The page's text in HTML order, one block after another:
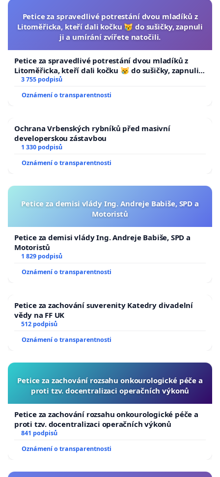
Petice za spravedlivé potrestání dvou mladíků z
Litoměřicka, kteří dali kočku 😿 do sušičky, zapnuli
ji a umírání zvířete natočili.
Petice za spravedlivé potrestání dvou mladíků z
Litoměřicka, kteří dali kočku 😿 do sušičky, zapnuli ji
a umírání zvířete natočili.
3 755 podpisů
Oznámení o transparentnosti
Ochrana Vrbenských rybníků před masivní
developerskou zástavbou
1 330 podpisů
Oznámení o transparentnosti
Petice za demisi vlády Ing. Andreje Babiše, SPD a
Motoristů
Petice za demisi vlády Ing. Andreje Babiše, SPD a
Motoristů
1 829 podpisů
Oznámení o transparentnosti
Petice za zachování suverenity Katedry divadelní
vědy na FF UK
512 podpisů
Oznámení o transparentnosti
Petice za zachování rozsahu onkourologické péče a
proti tzv. docentralizaci operačních výkonů
Petice za zachování rozsahu onkourologické péče a
proti tzv. docentralizaci operačních výkonů
841 podpisů
Oznámení o transparentnosti